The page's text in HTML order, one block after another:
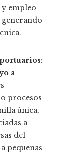
y empleo
a
procesos
única,
a
del
pequeñas